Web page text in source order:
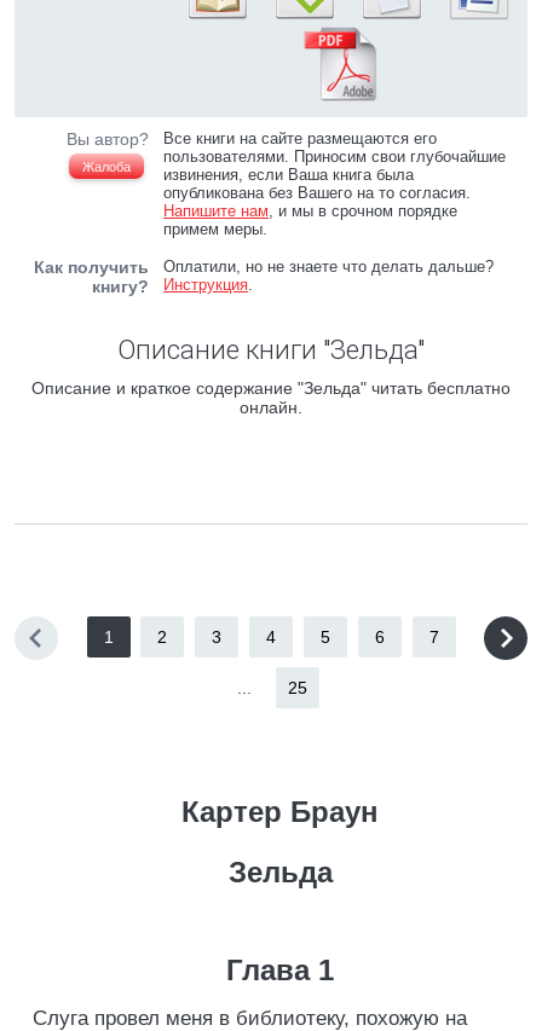
Вы автор?
Жалоба
Все книги на сайте размещаются его
пользователями. Приносим свои глубочайшие
извинения, если Ваша книга была
опубликована без Вашего на то согласия.
Напишите нам, и мы в срочном порядке
примем меры.
Как получить
книгу?
Оплатили, но не знаете что делать дальше?
Инструкция.
Описание книги "Зельда"
Описание и краткое содержание "Зельда" читать бесплатно
онлайн.
1 2 3 4 5 6 7
25
Картер Браун
Зельда
Глава 1
Слуга провел меня в библиотеку, похожую на